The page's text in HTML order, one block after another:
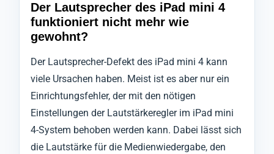
Der Lautsprecher des iPad mini 4
funktioniert nicht mehr wie
gewohnt?
Der Lautsprecher-Defekt des iPad mini 4 kann
viele Ursachen haben. Meist ist es aber nur ein
Einrichtungsfehler, der mit den nötigen
Einstellungen der Lautstärkeregler im iPad mini
4-System behoben werden kann. Dabei lässt sich
die Lautstärke für die Medienwiedergabe, den